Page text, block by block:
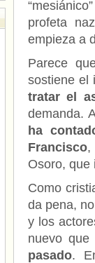
profeta
empieza a
Parece
sostiene el
tratar el
demanda.
ha
Francisco,
Osoro, que
Como
da pena,
y los
nuevo que
pasado.